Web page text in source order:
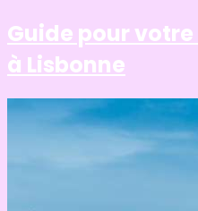
Guide pour
à Lisbonne